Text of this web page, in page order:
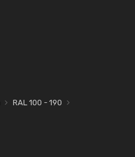
RAL 100 - 190